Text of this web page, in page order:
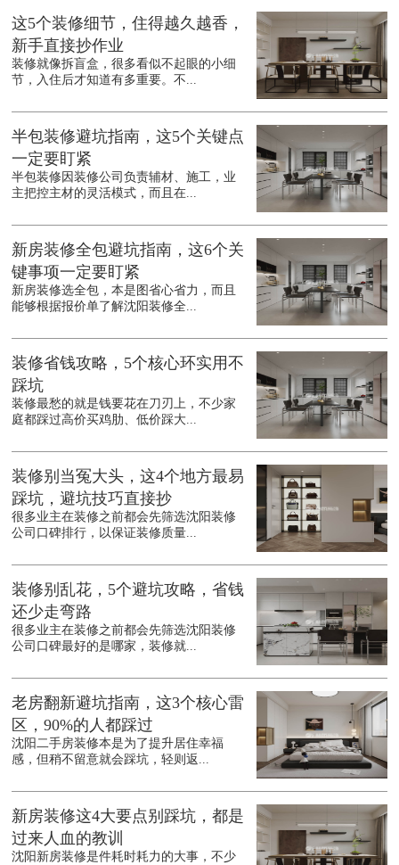
这5个装修细节，住得越久越香，
新手直接抄作业
装修就像拆盲盒，很多看似不起眼的小细
节，入住后才知道有多重要。不...
半包装修避坑指南，这5个关键点
一定要盯紧
半包装修因装修公司负责辅材、施工，业
主把控主材的灵活模式，而且在...
新房装修全包避坑指南，这6个关
键事项一定要盯紧
新房装修选全包，本是图省心省力，而且
能够根据报价单了解沈阳装修全...
装修省钱攻略，5个核心环实用不
踩坑
装修最愁的就是钱要花在刀刃上，不少家
庭都踩过高价买鸡肋、低价踩大...
装修别当冤大头，这4个地方最易
踩坑，避坑技巧直接抄
很多业主在装修之前都会先筛选沈阳装修
公司口碑排行，以保证装修质量...
装修别乱花，5个避坑攻略，省钱
还少走弯路
很多业主在装修之前都会先筛选沈阳装修
公司口碑最好的是哪家，装修就...
老房翻新避坑指南，这3个核心雷
区，90%的人都踩过
沈阳二手房装修本是为了提升居住幸福
感，但稍不留意就会踩坑，轻则返...
新房装修这4大要点别踩坑，都是
过来人血的教训
沈阳新房装修是件耗时耗力的大事，不少